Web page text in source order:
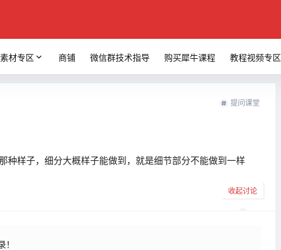
素材专区 商铺 微信群技术指导 购买犀牛课程 教程视频专区
提问课堂
种样子，细分大概样子能做到，就是细节部分不能做到一样
收起讨论
！